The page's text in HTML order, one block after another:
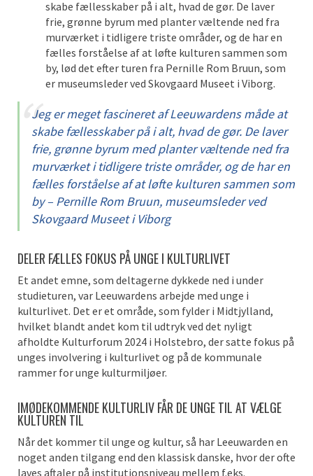
skabe fællesskaber på i alt, hvad de gør. De laver
frie, grønne byrum med planter væltende ned fra
murværket i tidligere triste områder, og de har en
fælles forståelse af at løfte kulturen sammen som
by, lød det efter turen fra Pernille Rom Bruun, som
er museumsleder ved Skovgaard Museet i Viborg.
Jeg er meget fascineret af Leeuwardens måde at
skabe fællesskaber på i alt, hvad de gør. De laver
frie, grønne byrum med planter væltende ned fra
murværket i tidligere triste områder, og de har en
fælles forståelse af at løfte kulturen sammen som
by – Pernille Rom Bruun, museumsleder ved
Skovgaard Museet i Viborg
DELER FÆLLES FOKUS PÅ UNGE I KULTURLIVET
Et andet emne, som deltagerne dykkede ned i under
studieturen, var Leeuwardens arbejde med unge i
kulturlivet. Det er et område, som fylder i Midtjylland,
hvilket blandt andet kom til udtryk ved det nyligt
afholdte Kulturforum 2024 i Holstebro, dersatte fokus på
unges involvering i kulturlivet og på de kommunale
rammer for unge kulturmiljøer.
IMØDEKOMMENDE KULTURLIVFÅR DE UNGETIL AT VÆLGE
KULTUREN TIL
Når det kommer til unge og kultur, så har Leeuwarden en
noget anden tilgang end den klassisk danske, hvor der ofte
laves aftaler på institutionsniveau mellem f.eks.